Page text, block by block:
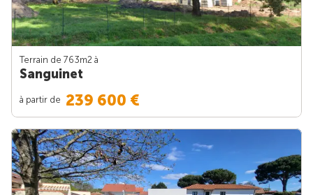
Terrain de 763m2 à
Sanguinet
à partir de 239 600 €